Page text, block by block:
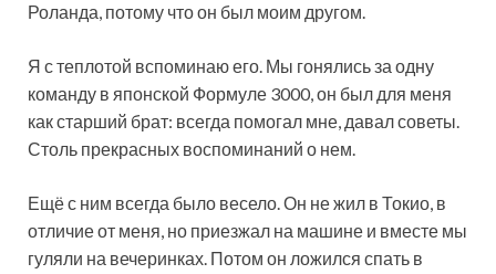
Роланда, потому что он был моим другом.
Я с теплотой вспоминаю его. Мы гонялись за одну
команду в японской Формуле 3000, он был для меня
как старший брат: всегда помогал мне, давал советы.
Столь прекрасных воспоминаний о нем.
Ещё с ним всегда было весело. Он не жил в Токио, в
отличие от меня, но приезжал на машине и вместе мы
гуляли на вечеринках. Потом он ложился спать в